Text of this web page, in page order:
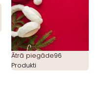
Ātrā piegāde96
Produkti